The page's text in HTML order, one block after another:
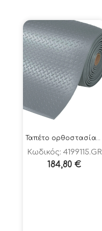
Κωδικός: 4199115.GR
184,80€